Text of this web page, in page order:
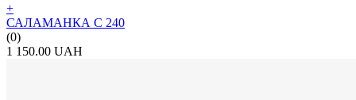
+
САЛАМАНКА С 240
(0)
1 150.00 UAH